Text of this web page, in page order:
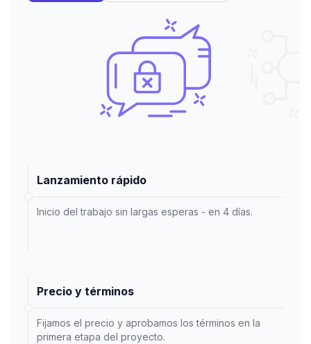
Lanzamiento rápido
Inicio del trabajo sin largas esperas - en 4 días.
Precio y términos
Fijamos el precio y aprobamos los términos en la
primera etapa del proyecto.